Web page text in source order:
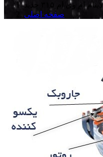
دینام ام وی ام ۳۱۵ جدید
صفحه اصلی